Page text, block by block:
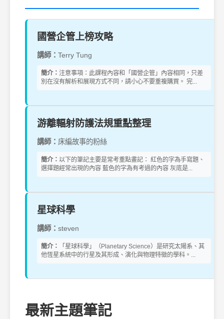
國營企管上榜攻略
講師： Terry Tung
簡介： 注意事項：此課程內容和「國營企管」內容相同，只差
別在沒有解析和展現方式不同，請小心不要重複購買。 完...
游離輻射防護法規重點整理
講師： 床編故事的粉絲
簡介： 以下的筆記主要是常考重點畫記： 紅色的字為手寫題、
選擇題經常出現的內容 藍色的字為有考過的內容 灰底是...
星球科學
講師： steven
簡介：
「星球科學」（Planetary Science）是研究太陽系、其
他恆星系統中的行星及其形成、演化與物理特徵的學科。...
最新主題筆記